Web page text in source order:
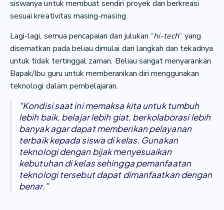
siswanya untuk membuat sendiri proyek dan berkreasi
sesuai kreativitas masing-masing.
Lagi-lagi, semua pencapaian dan julukan “hi-tech” yang
disematkan pada beliau dimulai dari langkah dan tekadnya
untuk tidak tertinggal zaman. Beliau sangat menyarankan
Bapak/Ibu guru untuk memberanikan diri menggunakan
teknologi dalam pembelajaran.
“Kondisi saat ini memaksa kita untuk tumbuh
lebih baik, belajar lebih giat, berkolaborasi lebih
banyak agar dapat memberikan pelayanan
terbaik kepada siswa di kelas. Gunakan
teknologi dengan bijak menyesuaikan
kebutuhan di kelas sehingga pemanfaatan
teknologi tersebut dapat dimanfaatkan dengan
benar.”